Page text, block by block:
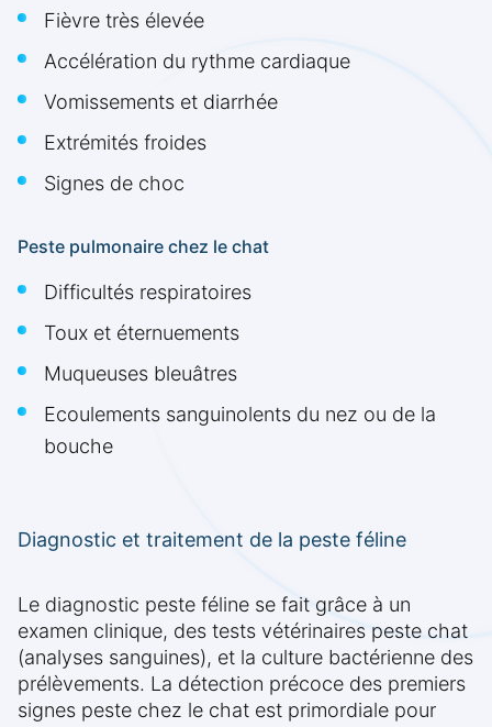
Fièvre très élevée
Accélération du rythme cardiaque
Vomissements et diarrhée
Extrémités froides
Signes de choc
Peste pulmonaire chez le chat
Difficultés respiratoires
Toux et éternuements
Muqueuses bleuâtres
Ecoulements sanguinolents du nez ou de la
bouche
Diagnostic et traitement de la peste féline
Le diagnostic peste féline se fait grâce à un
examen clinique, des tests vétérinaires peste chat
(analyses sanguines), et la culture bactérienne des
prélèvements. La détection précoce des premiers
signes peste chez le chat est primordiale pour